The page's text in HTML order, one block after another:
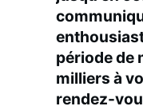
période de
milliers à
rendez-